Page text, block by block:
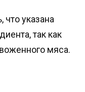
что указана
так как
мяса.